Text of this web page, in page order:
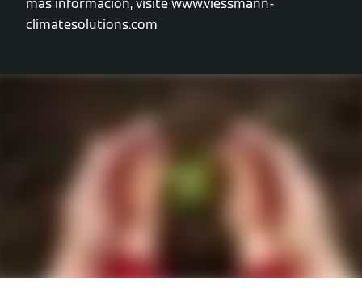
más información, visite www.viessmann-
climatesolutions.com